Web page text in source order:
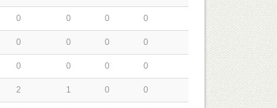
0 0 0 0
0 0 0 0
0 0 0 0
2 1 0 0